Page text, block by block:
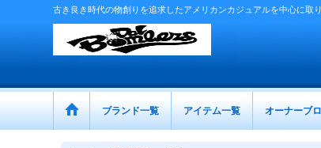
古き良き時代の物創りを追求したアメリカンカジュアルを中心に取
ブランド一覧 アイテム一覧 オーナーブ